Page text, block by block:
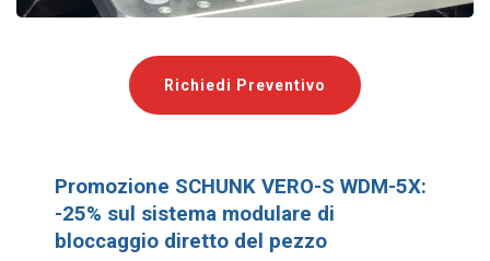
Richiedi Preventivo
Promozione SCHUNK VERO-S WDM-5X:
-25% sul sistema modulare di
bloccaggio diretto del pezzo